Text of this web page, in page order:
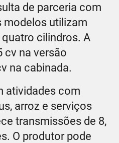
de parceria com
modelos utilizam
cilindros. A
cv na versão
na cabinada.
atividades com
arroz e serviços
transmissões de 8,
O produtor pode